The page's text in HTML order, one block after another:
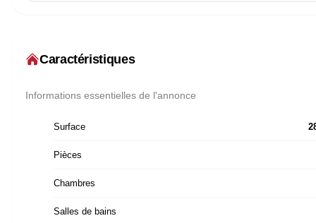
Caractéristiques
Informations essentielles de l'annonce
Surface
Pièces
Chambres
Salles de bains